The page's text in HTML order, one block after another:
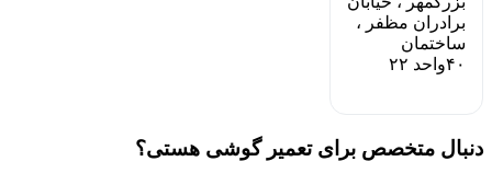
برادران مظفر ،
ساختمان
۴۰واحد ۲۲
دنبال متخصص برای تعمیر گوشی هستی؟